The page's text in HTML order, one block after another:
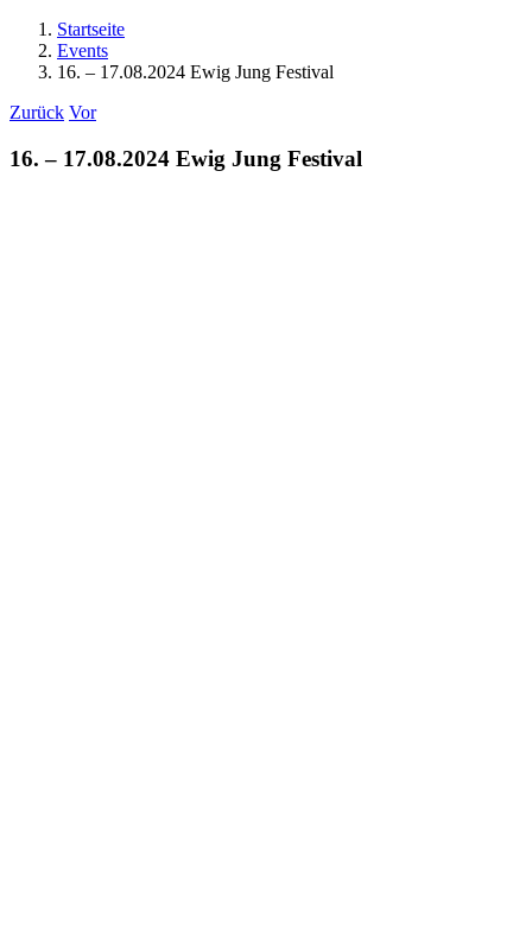
Startseite
Events
16. – 17.08.2024 Ewig Jung Festival
Zurück Vor
16. – 17.08.2024 Ewig Jung Festival